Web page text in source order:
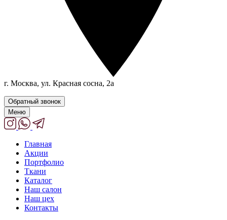
г. Москва, ул. Красная сосна, 2а
Обратный звонок
Меню
Главная
Акции
Портфолио
Ткани
Каталог
Наш салон
Наш цех
Контакты